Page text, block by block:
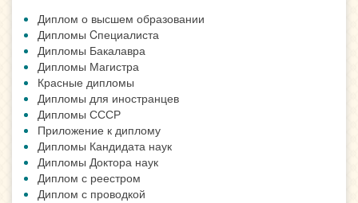
Диплом о высшем образовании
Дипломы Cпециалиста
Дипломы Бакалавра
Дипломы Магистра
Красные дипломы
Дипломы для иностранцев
Дипломы СССР
Приложение к диплому
Дипломы Кандидата наук
Дипломы Доктора наук
Диплом с реестром
Диплом с проводкой